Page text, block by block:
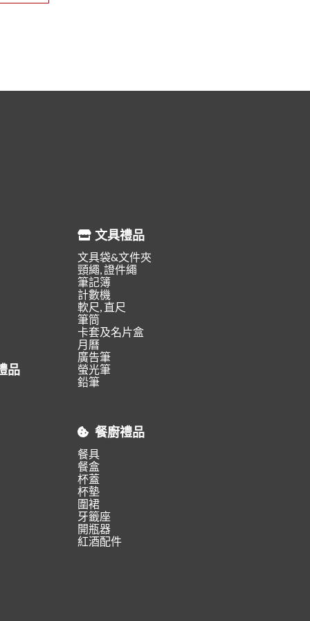
品
文具禮品
文具袋&文件夾
頸繩, 證件繩
筆記簿
計數機
軟尺, 直尺
筆筒
卡套及名片盒
月曆
廣告筆
螢光筆
鉛筆
餐廚禮品
餐具
餐盒
杯蓋
杯墊
圍裙
牙籤座
開瓶器
紅酒配件